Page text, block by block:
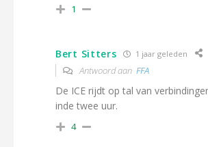
1
Bert Sitters 1 jaar geleden
Antwoord aan FFA
De ICE rijdt op tal van
inde twee uur.
4